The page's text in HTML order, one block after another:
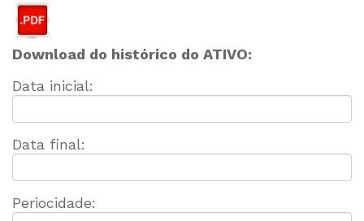
Download do histórico do ATIVO:
Data inicial:
Data final:
Periocidade: